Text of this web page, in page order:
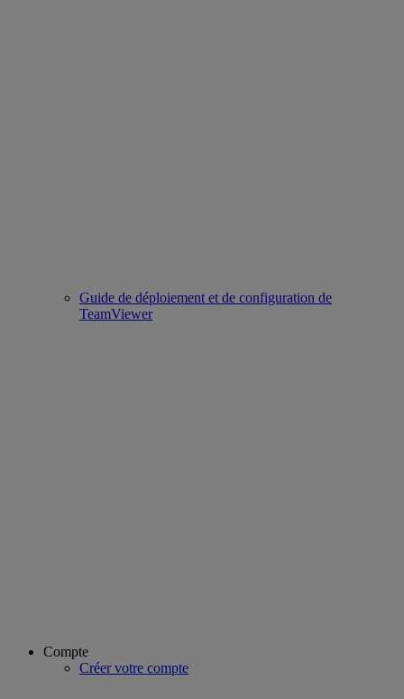
Guide de déploiement et de configuration de
TeamViewer
Compte
Créer votre compte